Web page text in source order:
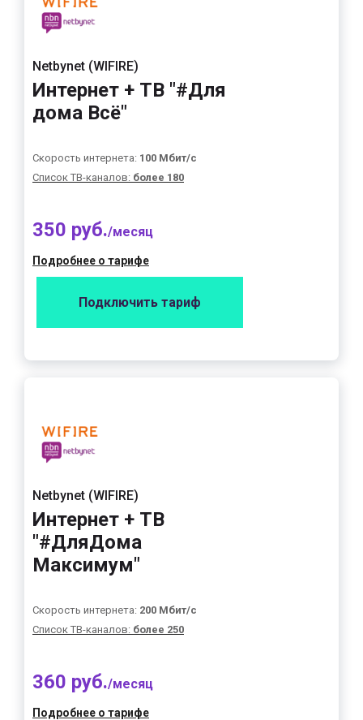
Netbynet (WIFIRE)
Интернет + ТВ "#Для
дома Всё"
Скорость интернета: 100 Мбит/с
Список ТВ-каналов: более 180
350 руб./месяц
Подробнее о тарифе
Подключить тариф
Netbynet (WIFIRE)
Интернет + ТВ
"#ДляДома
Максимум"
Скорость интернета: 200 Мбит/с
Список ТВ-каналов: более 250
360 руб./месяц
Подробнее о тарифе